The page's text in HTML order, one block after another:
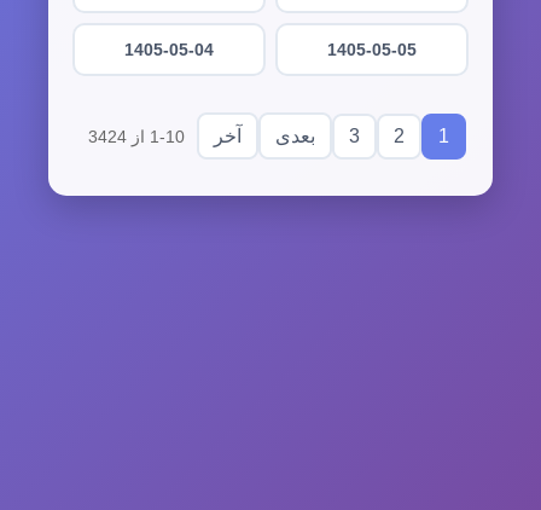
1405-05-05
1405-05-04
1
2
3 بعدی آخر 1-10 از 3424